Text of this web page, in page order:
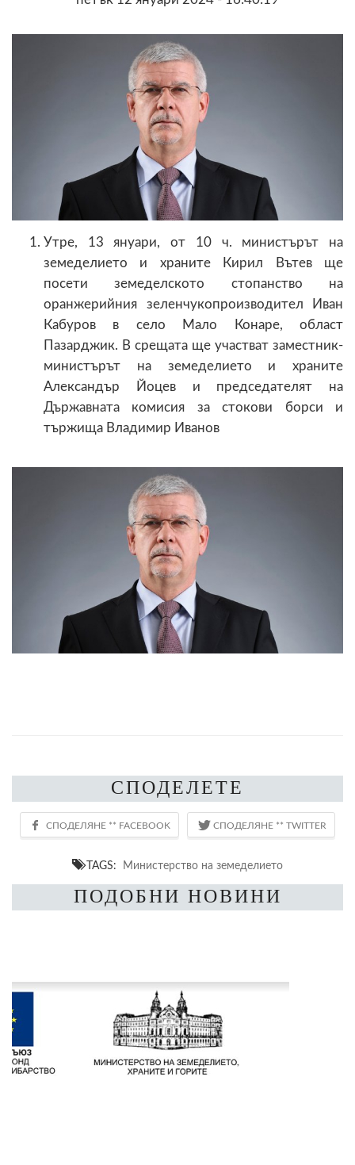
Утре, 13 януари, от 10 ч. министърът на
земеделието и храните Кирил Вътев ще
посети земеделското стопанство на
оранжерийния зеленчукопроизводител Иван
Кабуров в село Мало Конаре, област
Пазарджик. В срещата ще участват заместник-
министърът на земеделието и храните
Александър Йоцев и председателят на
Държавната комисия за стокови борси и
тържища Владимир Иванов
СПОДЕЛЕТЕ
TAGS: Министерство на земеделието
ПОДОБНИ НОВИНИ